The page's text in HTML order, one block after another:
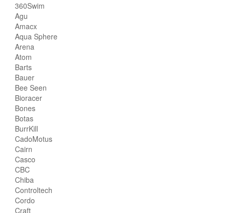
360Swim
Agu
Amacx
Aqua Sphere
Arena
Atom
Barts
Bauer
Bee Seen
Bioracer
Bones
Botas
BurrKill
CadoMotus
Cairn
Casco
CBC
Chiba
Controltech
Cordo
Craft